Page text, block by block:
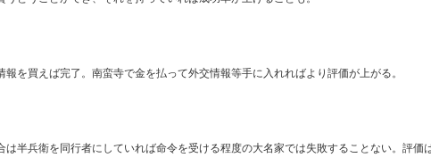
報を買えば完了。南蛮寺で金を払って外交情報等手に入れればより評価が上がる。
は半兵衛を同行者にしていれば命令を受ける程度の大名家では失敗することない。評価